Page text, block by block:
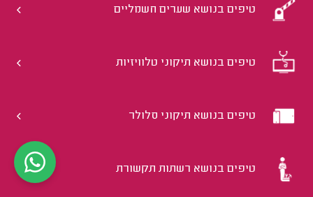
טיפים בנושא שערים חשמליים
טיפים בנושא תיקוני טלוויזיות
טיפים בנושא תיקוני סלולר
טיפים בנושא רשתות תקשורת